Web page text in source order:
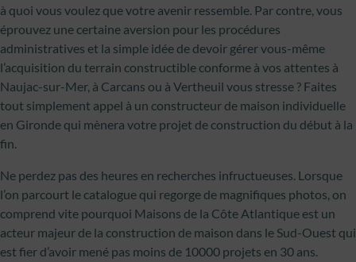
à quoi vous voulez que votre avenir ressemble. Par contre, vous
éprouvez une certaine aversion pour les procédures
administratives et la simple idée de devoir gérer vous-même
l’acquisition du terrain constructible conforme à vos attentes à
Naujac-sur-Mer, à Carcans ou à Vertheuil vous stresse ? Faites
tout simplement appel à un constructeur de maison individuelle
en Gironde qui mènera votre projet de construction du début à la
fin.
Ne perdez pas des heures en recherches infructueuses. Lorsque
l’on parcourt le catalogue qui regorge de magnifiques photos, on
comprend vite pourquoi Maisons de la Côte Atlantique est un
acteur majeur de la construction de maison dans le Sud-Ouest qui
est fier d’avoir mené pas moins de 10000 projets en 30 ans.